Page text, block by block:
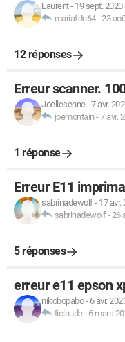
Laurent- 19 sept. 2020
mariafdu64-23
12 réponses
Erreur scanner.
Joellesenne-7 avr.
joemontain-7 avr.
1 réponse
Erreur E11
sabrinadewolf- 17 avr.
sabrinadewolf-26
5 réponses
erreur e11 epson
nikobopabo- 6 avr.
ticlaude- 6 mars